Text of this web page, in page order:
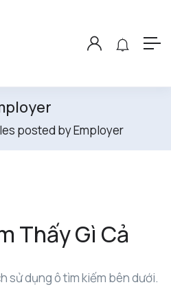
posted by Employer
Thấy Gì Cả
sử dụng ô tìm kiếm bên dưới.